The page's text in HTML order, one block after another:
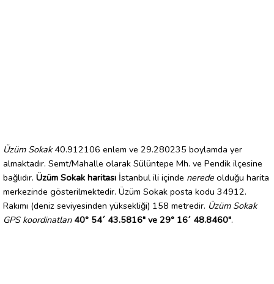
Üzüm Sokak40.912106 enlem ve 29.280235 boylamda yer
almaktadır. Semt/Mahalle olarak Sülüntepe Mh. ve Pendik ilçesine
bağlıdır. Üzüm Sokak haritası İstanbul ili içinde nerede olduğu harita
merkezinde gösterilmektedir. Üzüm Sokak posta kodu 34912.
Rakımı (deniz seviyesinden yüksekliği) 158 metredir. Üzüm Sokak
GPS koordinatları 40° 54´ 43.5816" ve 29° 16´ 48.8460".